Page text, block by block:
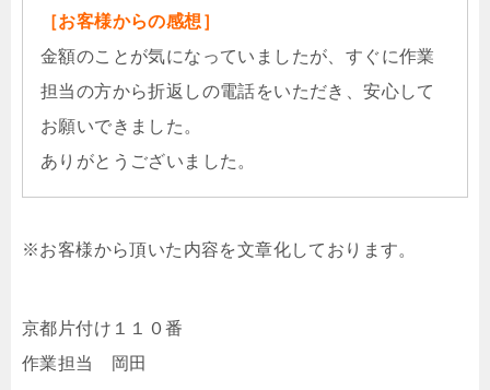
［お客様からの感想］
金額のことが気になっていましたが、すぐに作業
担当の方から折返しの電話をいただき、安心して
お願いできました。
ありがとうございました。
※お客様から頂いた内容を文章化しております。
京都片付け１１０番
作業担当 岡田